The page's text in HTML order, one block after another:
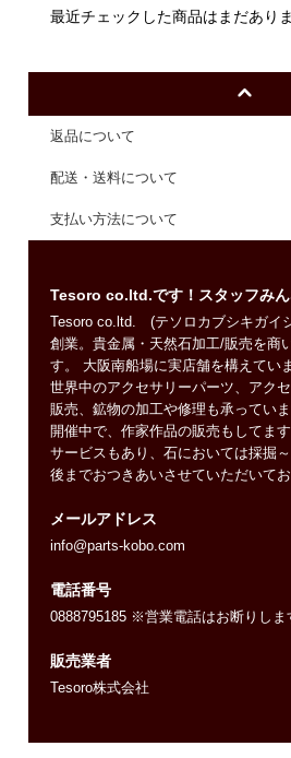
最近チェックした商品はまだありま
返品について
配送・送料について
支払い方法について
Tesoro co.ltd.です！スタッフみん
Tesoro co.ltd. (テソロカブシキガイ
創業。貴金属・天然石加工/販売を商
す。 大阪南船場に実店舗を構えてい
世界中のアクセサリーパーツ、アク
販売、鉱物の加工や修理も承ってい
開催中で、作家作品の販売もしてま
サービスもあり、石においては採掘
後までおつきあいさせていただいてお
メールアドレス
info@parts-kobo.com
電話番号
0888795185 ※営業電話はお断りしま
販売業者
Tesoro株式会社